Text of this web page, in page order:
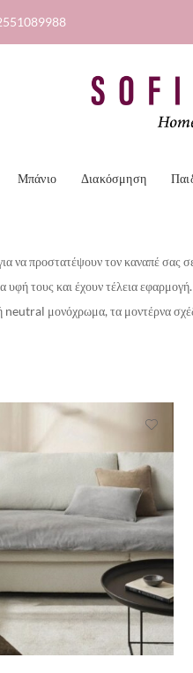
Μπάνιο Διακόσμηση
να προστατέψουν τον καναπέ
τους και έχουν τέλεια
neutral μονόχρωμα, τα μοντέρνα